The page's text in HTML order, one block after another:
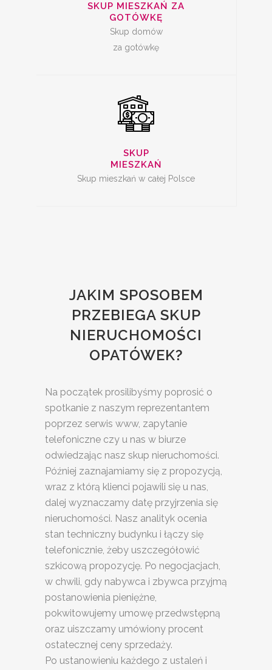
SKUP MIESZKAŃ ZA
GOTÓWKĘ
Skup domów
za gotówkę
SKUP
MIESZKAŃ
Skup mieszkań w całej Polsce
SKUP MIESZKAŃ
JAKIM SPOSOBEM
PRZEBIEGA SKUP
NIERUCHOMOŚCI
OPATÓWEK?
Na początek prosilibyśmy poprosić o
spotkanie z naszym reprezentantem
poprzez serwis www, zapytanie
telefoniczne czy u nas w biurze
odwiedzając nasz skup nieruchomości.
Później zaznajamiamy się z propozycją,
wraz z którą klienci pojawili się u nas,
dalej wyznaczamy datę przyjrzenia się
nieruchomości. Nasz analityk ocenia
stan techniczny budynku i łączy się
telefonicznie, żeby uszczegółowić
szkicową propozycję. Po negocjacjach,
w chwili, gdy nabywca i zbywca przyjmą
postanowienia pieniężne,
pokwitowujemy umowę przedwstępną
oraz uiszczamy umówiony procent
ostatecznej ceny sprzedaży.
Po ustanowieniu każdego z ustaleń i